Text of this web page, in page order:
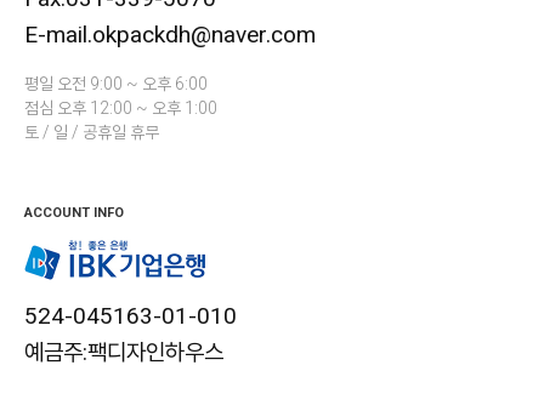
E-mail.okpackdh@naver.com
평일 오전 9:00 ~ 오후 6:00
점심 오후 12:00 ~ 오후 1:00
토 / 일 / 공휴일 휴무
ACCOUNT INFO
524-045163-01-010
예금주:팩디자인하우스